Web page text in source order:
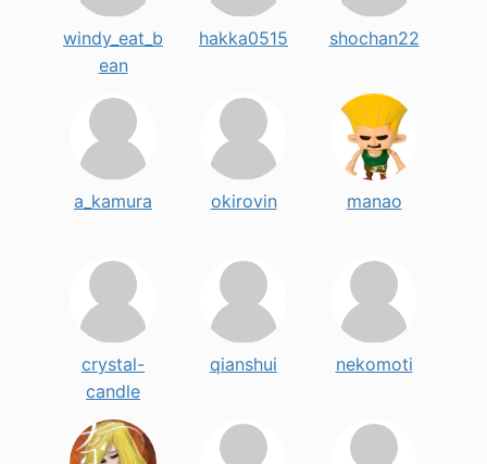
windy_eat_b
ean
hakka0515 shochan22
a_kamura okirovin manao
crystal-
candle
qianshui nekomoti